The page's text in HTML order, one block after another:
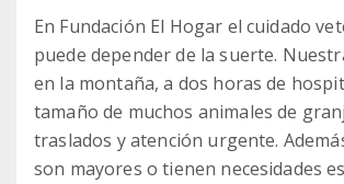
En Fundación El Hogar el cuidado
puede depender de la suerte.
en la montaña, a dos horas de
tamaño de muchos animales de
traslados y atención urgente.
son mayores o tienen necesidades